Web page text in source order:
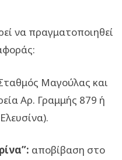
να πραγματοποιηθεί
Μαγούλας και
Αρ. Γραμμής 879 ή
αποβίβαση στο